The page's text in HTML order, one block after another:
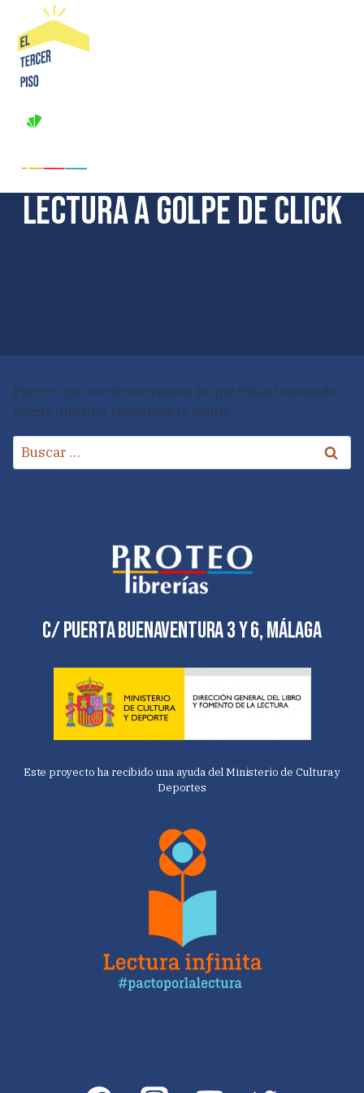
contenido
Lectura a golpe de click
Parece que no encontramos lo que estás buscando.
Puede que una búsqueda te ayude.
Buscar:
C/ Puerta Buenaventura 3 y 6, Málaga
Este proyecto ha recibido una ayuda del Ministerio de Cultura y
Deportes